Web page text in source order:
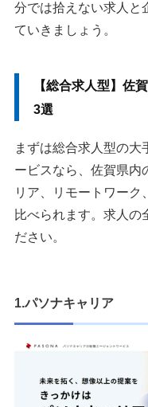
分では拾えない求人と
ていきましょう。
【総合求人型】佐
3選
まずは総合求人型の大
ービスなら、佐賀県内
リア、リモートワーク
比べられます。求人の
ださい。
1.パソナキャリア